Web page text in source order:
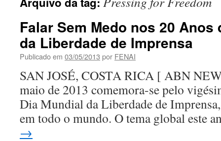
Falar Sem Medo nos 20 Anos
da Liberdade de Imprensa
Publicado em 03/05/2013 por FENAI
SAN JOSÉ, COSTA RICA [ ABN
maio de 2013 comemora-se pelo
Dia Mundial da Liberdade de
em todo o mundo. O tema global este
→